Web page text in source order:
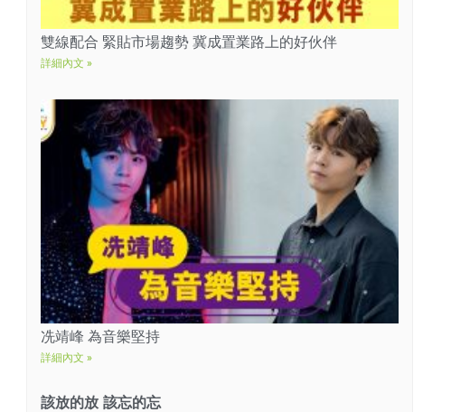
雙線配合 緊貼市場趨勢 冀成置業路上的好伙伴
詳細內文 »
冼靖峰 為音樂堅持
詳細內文 »
該放的放 該忘的忘